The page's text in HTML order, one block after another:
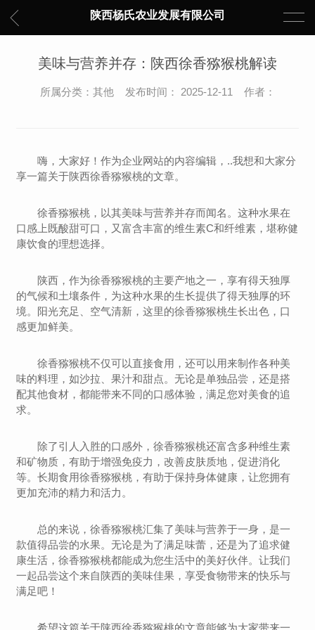
陕西杨氏农业发展有限公司
美味与营养并存：陕西徐香猕猴桃解读
所属分类：其他 发布时间： 2025-12-11 作者：
嗨，大家好！作为企业网站的内容编辑，..我想和大家分
享一篇关于陕西徐香猕猴桃的文章。
徐香猕猴桃，以其美味与营养并存而闻名。这种水果在
口感上既酸甜可口，又富含丰富的维生素C和纤维素，堪称健
康饮食的理想选择。
陕西，作为徐香猕猴桃的主要产地之一，享有得天独厚
的气候和土壤条件，为这种水果的生长提供了得天独厚的环
境。阳光充足、空气清新，这里的徐香猕猴桃生长出色，口
感更加鲜美。
徐香猕猴桃不仅可以直接食用，还可以用来制作各种美
味的料理，如沙拉、果汁和甜点。无论是单独品尝，还是搭
配其他食材，都能带来不同的口感体验，满足您对美食的追
求。
除了引人入胜的口感外，徐香猕猴桃还富含多种维生素
和矿物质，有助于增强免疫力，改善皮肤质地，促进消化
等。长期食用徐香猕猴桃，有助于保持身体健康，让您拥有
更加充沛的精力和活力。
总的来说，徐香猕猴桃汇集了美味与营养于一身，是一
款值得品尝的水果。无论是为了满足味蕾，还是为了追求健
康生活，徐香猕猴桃都能成为您生活中的美好伙伴。让我们
一起品尝这个来自陕西的美味佳果，享受食物带来的快乐与
满足吧！
希望这篇关于陕西徐香猕猴桃的文章能够为大家带来一